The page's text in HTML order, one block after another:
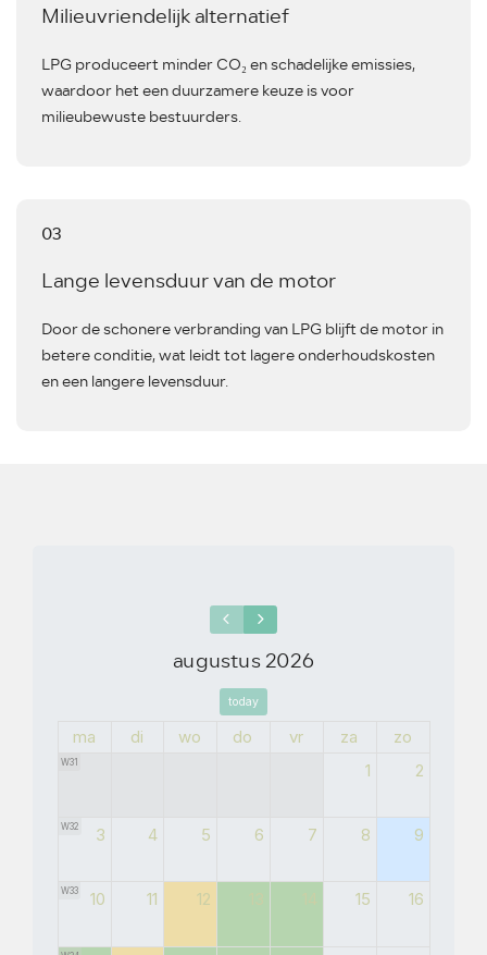
Milieuvriendelijk alternatief
LPG produceert minder CO₂ en schadelijke emissies,
waardoor het een duurzamere keuze is voor
milieubewuste bestuurders.
03
Lange levensduur van de motor
Door de schonere verbranding van LPG blijft de motor in
betere conditie, wat leidt tot lagere onderhoudskosten
en een langere levensduur.